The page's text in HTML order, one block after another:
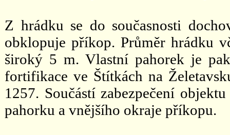
Z hrádku se do současnosti
obklopuje příkop. Průměr hrádku
široký 5 m. Vlastní pahorek je
fortifikace ve Štítkách na
1257. Součástí zabezpečení
pahorku a vnějšího okraje příkopu.